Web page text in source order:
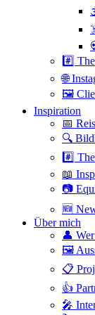
#️⃣
🌐
🖼
Inspiration
📅
🔍
#️⃣
📖
📷
🆕
Über mich
👤
🖼
📋
👍
🎤